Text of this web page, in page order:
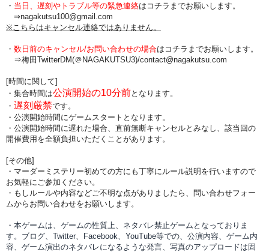
・ 当日、遅刻やトラブル等の緊急連絡はコチラまでお願いします。
⇒nagakutsu100@gmail.com
※こちらはキャンセル連絡ではありません。
・ 数日前のキャンセル/お問い合わせの場合は コチラまでお願いします。
⇒梅田TwitterDM(＠NAGAKUTSU3)/contact@nagakutsu.com
[時間に関して]
・集合時間は公演開始の10分前となります。
・ 遅刻厳禁です。
・公演開始時間にゲームスタートとなります。
・公演開始時間に遅れた場合、直前無断キャンセルとみなし、該当回の
開催費用を全額負担いただくことがあります。
[その他]
・マーダーミステリー初めての方にも丁寧にルール説明を行いますので
お気軽にご参加ください。
・もしルールや内容などご不明な点がありましたら、問い合わせフォー
ムからお問い合わせをお願いします。
・本ゲームは、ゲームの性質上、ネタバレ禁止ゲームとなっておりま
す。ブログ、Twitter、Facebook、YouTube等での、 公演内容、 ゲーム内
容、ゲーム演出のネタバレになるような発言、写真のアップロードは固